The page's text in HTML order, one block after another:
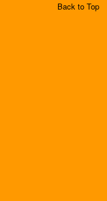
Back to Top